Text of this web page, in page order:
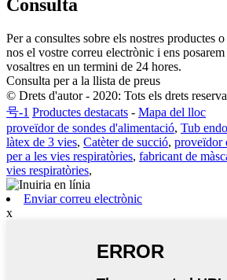
Consulta
Per a consultes sobre els nostres productes
nos el vostre correu electrònic i ens
vosaltres en un termini de 24 hores.
Consulta per a la llista de preus
© Drets d'autor - 2020: Tots els drets
号-1 Productes destacats - Mapa del lloc
proveïdor de sondes d'alimentació, Tub
làtex de 3 vies, Catèter de succió, proveïdor
per a les vies respiratòries, fabricant de
vies respiratòries,
Enviar correu electrònic
x